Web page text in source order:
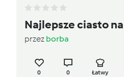
Najlepsze ciasto
przez borba
0 0 Łatwy